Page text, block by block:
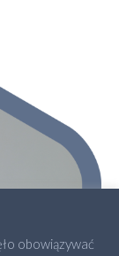
obowiązywać